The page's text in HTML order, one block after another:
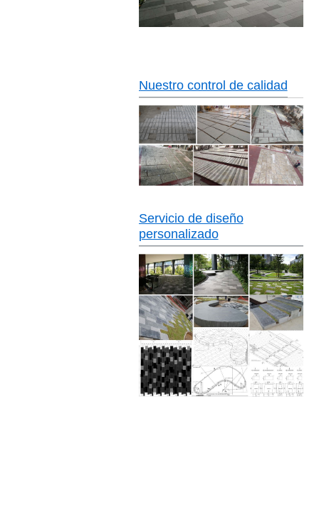
Nuestro control de calidad
Servicio de diseño
personalizado